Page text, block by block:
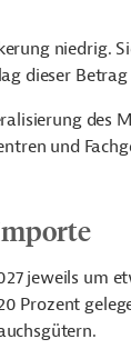
niedrig.
dieser
des
und
jeweils um
Prozent